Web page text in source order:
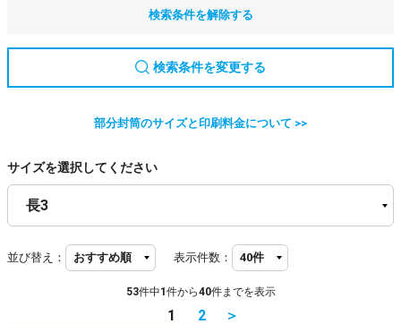
検索条件を解除する
検索条件を変更する
部分封筒のサイズと印刷料金について >>
サイズを選択してください
並び替え： 表示件数：
53件中1 件から40件までを表示
1 2 ＞